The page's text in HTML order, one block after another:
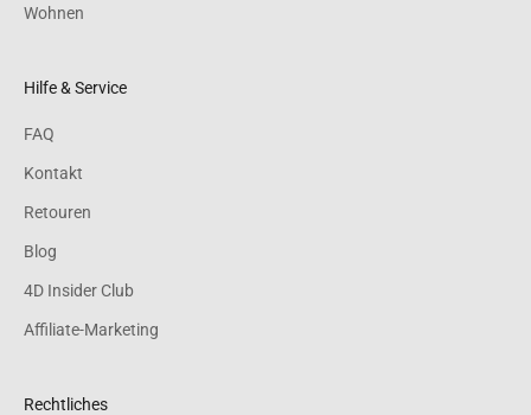
Wohnen
Hilfe & Service
FAQ
Kontakt
Retouren
Blog
4D Insider Club
Affiliate-Marketing
Rechtliches